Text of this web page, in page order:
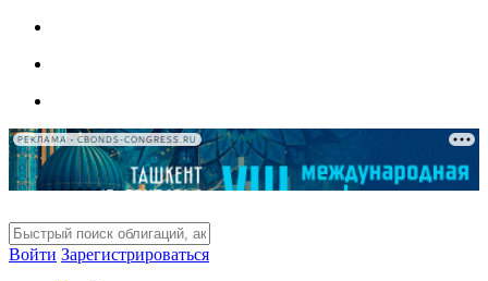
РЕКЛАМА • CBONDS-CONGRESS.RU
Войти Зарегистрироваться